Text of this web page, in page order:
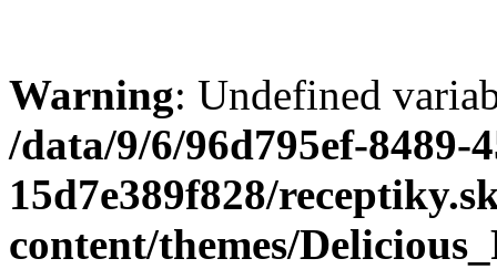
Warning: Undefined
/data/9/6/96d795ef-8489-
15d7e389f828/
content/themes/